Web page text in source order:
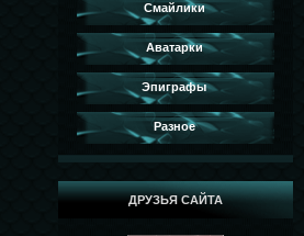
Смайлики
Аватарки
Эпиграфы
Разное
ДРУЗЬЯ САЙТА